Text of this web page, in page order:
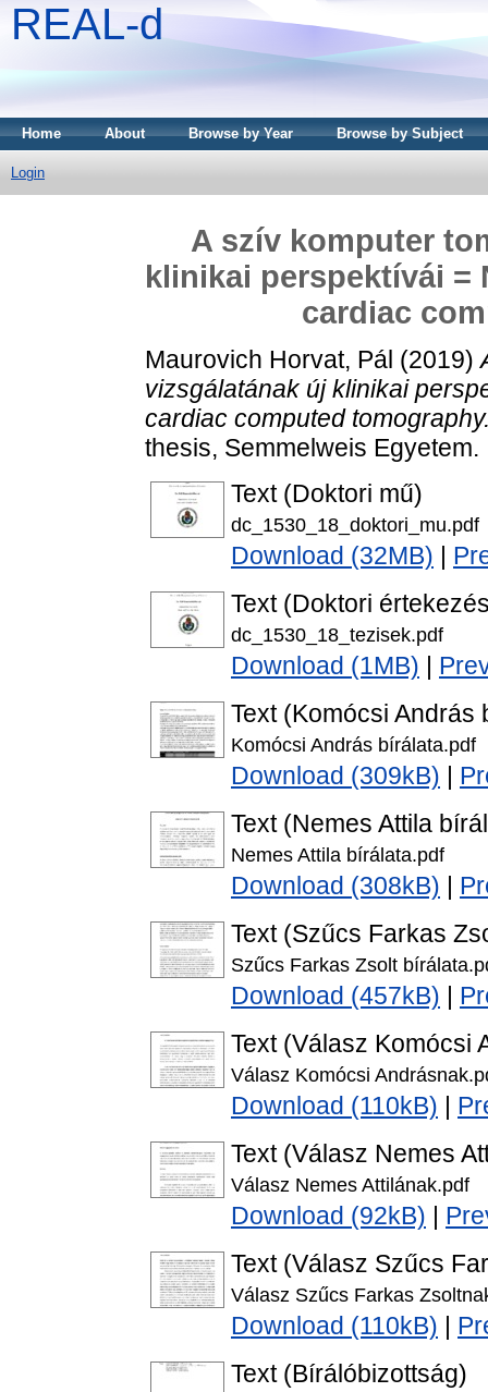
REAL-d
Home About Browse by Year Browse by Subject
Login
A szív komputer
klinikai perspektívái =
cardiac
Maurovich Horvat, Pál (2019)
vizsgálatának új klinikai
cardiac computed
thesis, Semmelweis Egyetem.
Text (Doktori mű)
dc_1530_18_doktori_mu.pdf
Download (32MB)
Text (Doktori
dc_1530_18_tezisek.pdf
Download (1MB)
Text (Komócsi András
Komócsi András bírálata.pdf
Download (309kB)
Text (Nemes Attila
Nemes Attila bírálata.pdf
Download (308kB)
Text (Szűcs Farkas
Szűcs Farkas Zsolt
Download (457kB)
Text (Válasz Komócsi
Válasz Komócsi
Download (110kB)
Text (Válasz Nemes
Válasz Nemes Attilának.pdf
Download (92kB)
Text (Válasz Szűcs
Válasz Szűcs Farkas
Download (110kB)
Text (Bírálóbizottság)